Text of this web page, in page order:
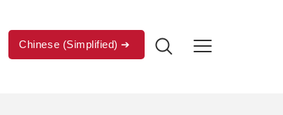
Chinese (Simplified)